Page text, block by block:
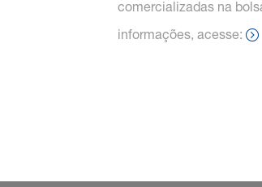
comercializadas na
informações, acesse: